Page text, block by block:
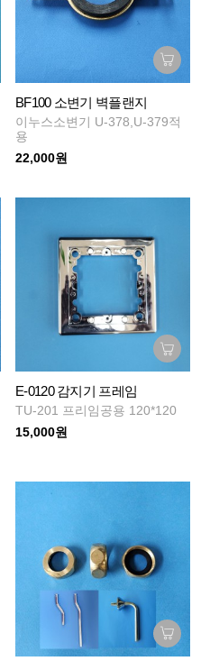
BF100 소변기 벽플랜지
이누스소변기 U-378,U-379적
용
22,000원
E-0120 감지기 프레임
TU-201 프리임공용 120*120
15,000원